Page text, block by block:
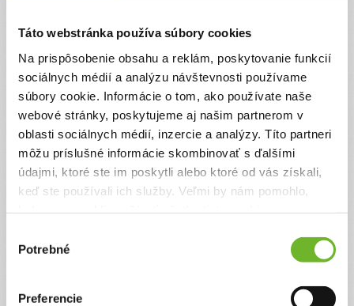
Táto webstránka používa súbory cookies
Na prispôsobenie obsahu a reklám, poskytovanie funkcií
sociálnych médií a analýzu návštevnosti používame
súbory cookie. Informácie o tom, ako používate naše
webové stránky, poskytujeme aj našim partnerom v
oblasti sociálnych médií, inzercie a analýzy. Títo partneri
môžu príslušné informácie skombinovať s ďalšími
údajmi, ktoré ste im poskytli alebo ktoré od vás získali,
keď ste používali ich služby. Veľmi by nám pomohlo,
súhlasu
Potrebné
Preferencie
Pomôžme Veronike
absolvovať pravidelné
rehabilitácie a liečebné
pobyty v kúpeľoch
Veronika je už dospelá mladá slečna, no od
narodenia bojuje s diagnózou Downov syndróm
a chorým srdiečkom. Po čase sa jej pridružili aj
problémy. Veronike veľmi pomáhajú rehabilitácie
a zdraviu prospešná voda v kúpeľoch v